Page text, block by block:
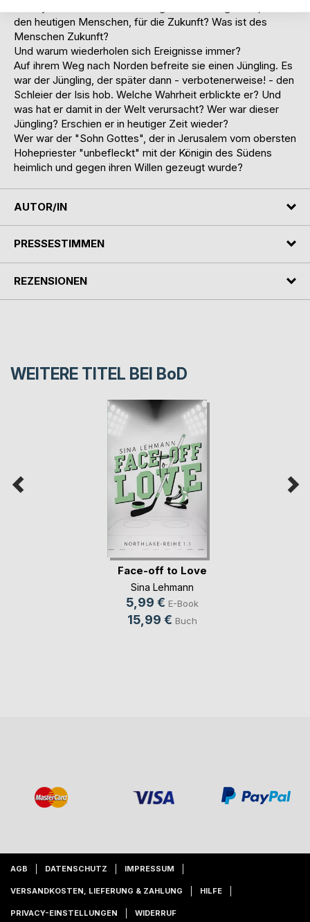
den heutigen Menschen, für die Zukunft? Was ist des
Menschen Zukunft?
Und warum wiederholen sich Ereignisse immer?
Auf ihrem Weg nach Norden befreite sie einen Jüngling. Es
war der Jüngling, der später dann - verbotenerweise! - den
Schleier der Isis hob. Welche Wahrheit erblickte er? Und
was hat er damit in der Welt verursacht? Wer war dieser
Jüngling? Erschien er in heutiger Zeit wieder?
Wer war der "Sohn Gottes", der in Jerusalem vom obersten
Hohepriester "unbefleckt" mit der Königin des Südens
heimlich und gegen ihren Willen gezeugt wurde?
AUTOR/IN
PRESSESTIMMEN
REZENSIONEN
WEITERE TITEL BEI BoD
Face-off to Love
Sina Lehmann
5,99 € E-Book
15,99 € Buch
AGB DATENSCHUTZ IMPRESSUM
VERSANDKOSTEN, LIEFERUNG & ZAHLUNG HILFE
PRIVACY-EINSTELLUNGEN WIDERRUF